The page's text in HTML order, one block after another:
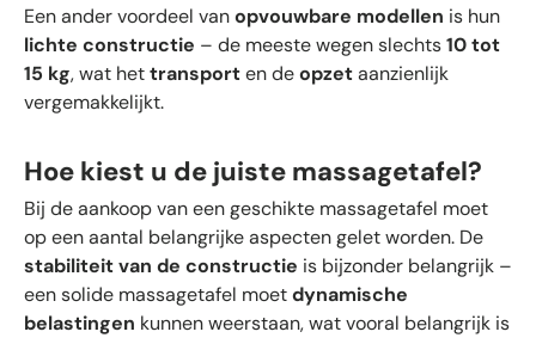
Een ander voordeel vanopvouwbare modellen is hun
lichte constructie – de meeste wegen slechts10 tot
15 kg, wat hettransporten deopzetaanzienlijk
vergemakkelijkt.
Hoe kiest u de juiste massagetafel?
Bij de aankoop van een geschikte massagetafel moet
op een aantal belangrijke aspecten gelet worden. De
stabiliteit van de constructie is bijzonder belangrijk –
een solide massagetafel moetdynamische
belastingen kunnen weerstaan, wat vooral belangrijk is